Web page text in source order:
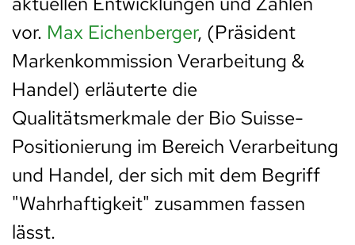
vor. Max Eichenberger, (Präsident
Markenkommission Verarbeitung &
Handel) erläuterte die
Qualitätsmerkmale der Bio Suisse-
Positionierung im Bereich Verarbeitung
und Handel, der sich mit dem Begriff
"Wahrhaftigkeit" zusammen fassen
lässt.